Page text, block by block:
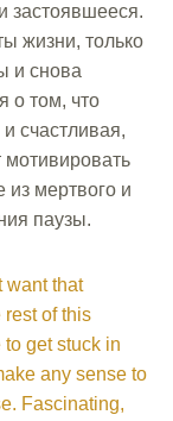
застоявшееся.
жизни, только
и снова
о том, что
счастливая,
мотивировать
из мертвого и
паузы.
want that
of this
to get stuck in
any sense to
Fascinating,